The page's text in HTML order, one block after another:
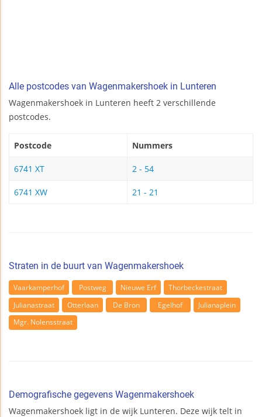
Alle postcodes van Wagenmakershoek in Lunteren
Wagenmakershoek in Lunteren heeft 2 verschillende
postcodes.
Postcode Nummers
6741 XT 2 - 54
6741 XW 21 - 21
Straten in de buurt van Wagenmakershoek
Vaarkamperhof Postweg Nieuwe Erf
Thorbeckestraat
Julianastraat
Otterlaan De Bron Egelhof
Julianaplein
Mgr. Nolensstraat
Demografische gegevens Wagenmakershoek
Wagenmakershoek ligt in de wijk Lunteren. Deze wijk telt in